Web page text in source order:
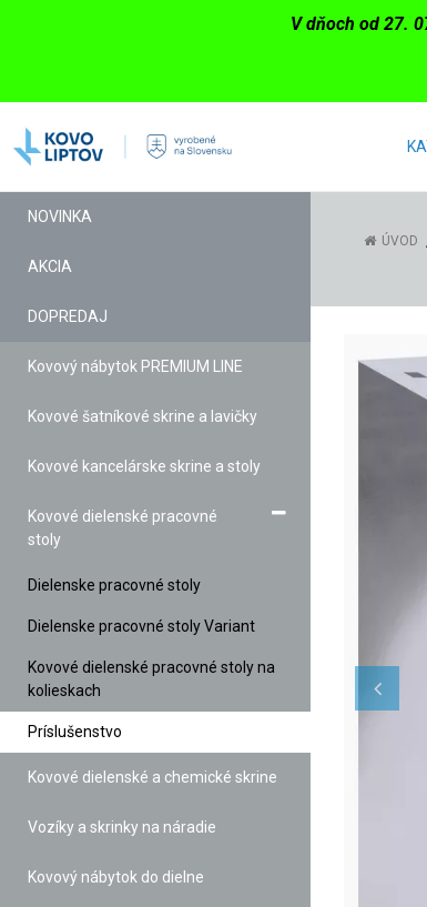
V dňoch od 27.
NOVINKA
AKCIA
DOPREDAJ
Kovový nábytok PREMIUM LINE
Kovové šatníkové skrine a lavičky
Kovové kancelárske skrine a stoly
Kovové dielenské pracovné
stoly
Dielenske pracovné stoly
Dielenske pracovné stoly Variant
Kovové dielenské pracovné stoly na
kolieskach
Príslušenstvo
Kovové dielenské a chemické skrine
Vozíky a skrinky na náradie
Kovový nábytok do dielne
ÚVOD